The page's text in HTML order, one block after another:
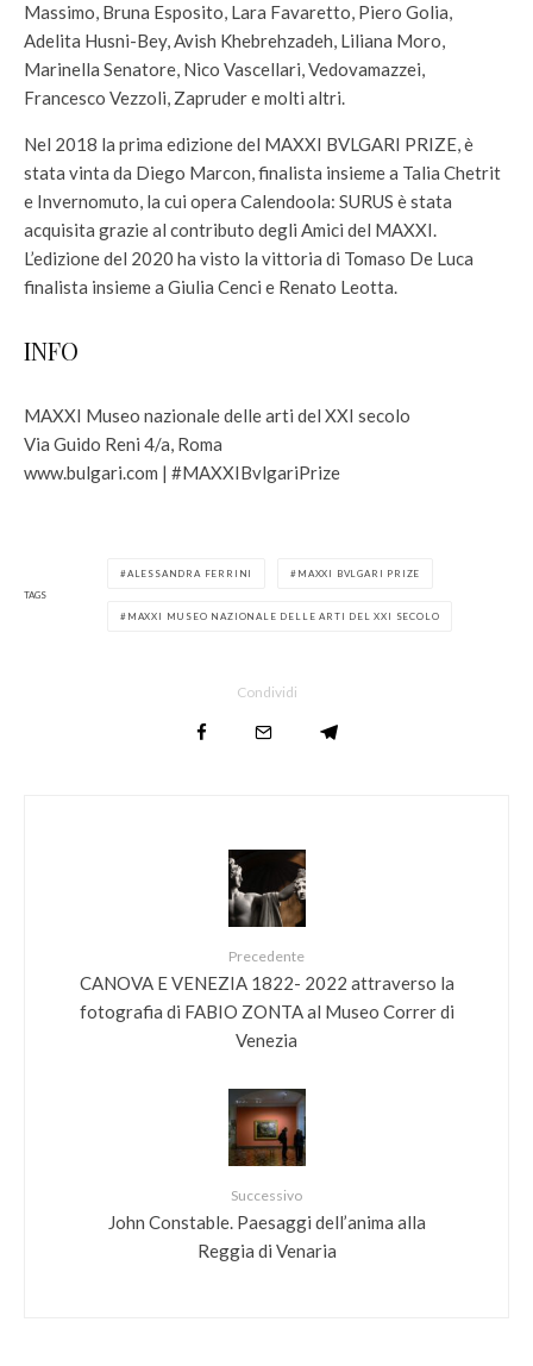
Massimo, Bruna Esposito, Lara Favaretto, Piero Golia,
Adelita Husni-Bey, Avish Khebrehzadeh, Liliana Moro,
Marinella Senatore, Nico Vascellari, Vedovamazzei,
Francesco Vezzoli, Zapruder e molti altri.
Nel 2018 la prima edizione del MAXXI BVLGARI PRIZE, è
stata vinta da Diego Marcon, finalista insieme a Talia Chetrit
e Invernomuto, la cui opera Calendoola: SURUS è stata
acquisita grazie al contributo degli Amici del MAXXI.
L’edizione del 2020 ha visto la vittoria di Tomaso De Luca
finalista insieme a Giulia Cenci e Renato Leotta.
INFO
MAXXI Museo nazionale delle arti del XXI secolo
Via Guido Reni 4/a, Roma
www.bulgari.com | #MAXXIBvlgariPrize
TAGS
ALESSANDRA FERRINI MAXXI BVLGARI PRIZE
MAXXI MUSEO NAZIONALE DELLE ARTI DEL XXI SECOLO
Condividi
Precedente
CANOVA E VENEZIA 1822- 2022 attraverso la
fotografia di FABIO ZONTA al Museo Correr di
Venezia
Successivo
John Constable. Paesaggi dell’anima alla
Reggia di Venaria